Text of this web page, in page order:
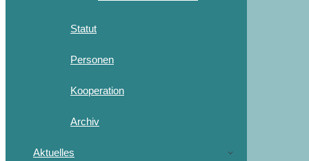
Statut
Personen
Kooperation
Archiv
Aktuelles